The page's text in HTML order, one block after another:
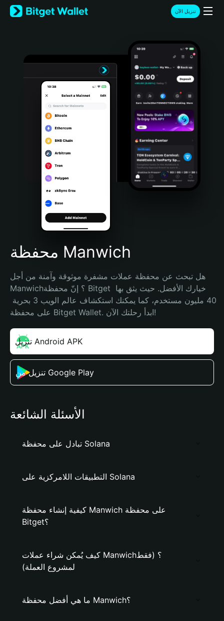
English
日本語
Türkçe
Português (Portugal)
Bahasa Indonesia
Português (Brasil)
Español (Argentina)
تنزيل الآن
محفظة Manwich
هل تبحث عن محفظة عملات مشفرة موثوقة وآمنة من أجل
Manwich؟ إنّ محفظة Bitget خيارك الأفضل. حيث يثق بها
على محفظة Bitget Wallet. ابدأ رحلتك الآن!
تنزيل Android APK
تنزيل من Google Play
الأسئلة الشائعة
تبادل على محفظة Solana
التطبيقات اللامركزية على Solana
كيفية إنشاء محفظة Manwich على محفظة
Bitget؟
كيف يُمكن شراء عملات Manwich؟ (فقط
لمشروع العملة)
ما هي أفضل محفظة Manwich؟